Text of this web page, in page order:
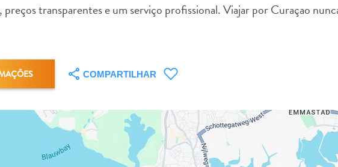
preços transparentes e um serviço profissional. Viajar por Curaçao
COMPARTILHAR